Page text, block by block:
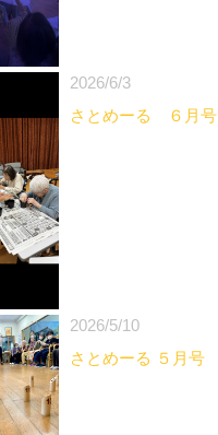
2026/6/3
さとめーる ６月号
2026/5/10
さとめーる ５月号